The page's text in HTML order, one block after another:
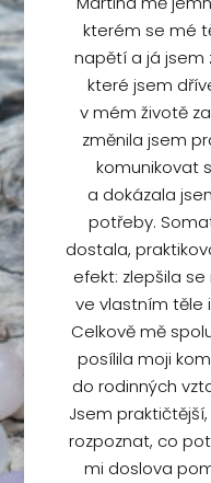
kterém se mé
napětí a já jsem
které jsem
v mém životě
změnila jsem
komunikovat
a dokázala
potřeby.
dostala,
efekt: zlepšila
ve vlastním těle
Celkově mě
posílila moji
do rodinných
Jsem
rozpoznat, co
mi doslova